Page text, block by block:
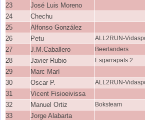
23 José Luis Moreno
24 Chechu
25 Alfonso González
26 Petu ALL2RUN-
27 J.M.Caballero Beerlanders
28 Javier Rubio Esgarrapats 2
29 Marc Marí
30 Oscar P. ALL2RUN-
31 Vicent Fisioeivissa
32 Manuel Ortiz Boksteam
33 Jorge Alabarta